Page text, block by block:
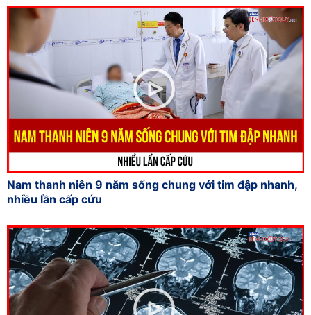
Nam thanh niên 9 năm sống chung với tim đập nhanh,
nhiều lần cấp cứu